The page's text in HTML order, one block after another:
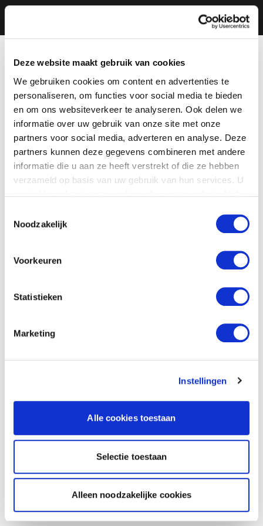
Deze website maakt gebruik van cookies
We gebruiken cookies om content en advertenties te
personaliseren, om functies voor social media te bieden
en om ons websiteverkeer te analyseren. Ook delen we
informatie over uw gebruik van onze site met onze
partners voor social media, adverteren en analyse. Deze
partners kunnen deze gegevens combineren met andere
informatie die u aan ze heeft verstrekt of die ze hebben
verzameld op basis van uw gebruik van hun services. U
Noodzakelijk
Voorkeuren
Statistieken
Marketing
Instellingen
Alle cookies toestaan
Selectie toestaan
Alleen noodzakelijke cookies